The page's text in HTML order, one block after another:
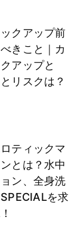
クアップ前
きこと｜カ
アップと
リスクは？
ティックマ
とは？水中
ン、全身洗
を求